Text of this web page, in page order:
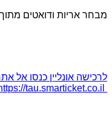
מבחר אריות ודואטים
לרכישה אונליין כנסו אל